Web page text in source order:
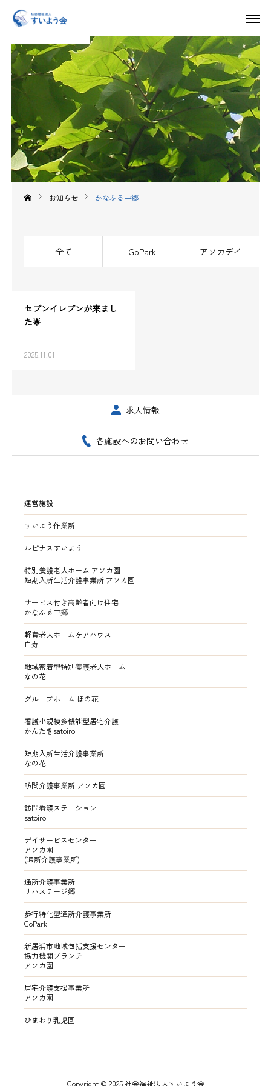
お知らせ
お知らせ かなふる中郷
全て GoPark アソカデイ
セブンイレブンが来まし
た🌟
2025.11.01
求人情報
各施設へのお問い合わせ
運営施設
すいよう作業所
ルピナスすいよう
特別養護老人ホーム アソカ園
短期入所生活介護事業所 アソカ園
サービス付き高齢者向け住宅
かなふる中郷
軽費老人ホームケアハウス
白寿
地域密着型特別養護老人ホーム
なの花
グループホーム ほの花
看護小規模多機能型居宅介護
かんたきsatoiro
短期入所生活介護事業所
なの花
訪問介護事業所 アソカ園
訪問看護ステーション
satoiro
デイサービスセンター
アソカ園
(通所介護事業所)
通所介護事業所
リハステージ郷
歩行特化型通所介護事業所
GoPark
新居浜市地域包括支援センター
協力機関ブランチ
アソカ園
居宅介護支援事業所
アソカ園
ひまわり乳児園
Copyright © 2025 社会福祉法人すいよう会
入所申し込み・見学・体験利用はこちら
求人情報
すいよう会について
運営施設
採用情報